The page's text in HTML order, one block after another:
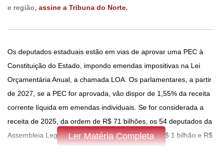
e região, assine a Tribuna do Norte.
Os deputados estaduais estão em vias de aprovar uma PEC à
Constituição do Estado, impondo emendas impositivas na Lei
Orçamentária Anual, a chamada LOA. Os parlamentares, a partir
de 2027, se a PEC for aprovada, vão dispor de 1,55% da receita
corrente líquida em emendas individuais. Se for considerada a
receita de 2025, da ordem de R$ 71 bilhões, os 54 deputados da
Assembleia Legislativa do Paraná vão dispor de R$ 1 bilhão e R$
Ler Matéria Completa